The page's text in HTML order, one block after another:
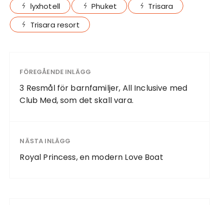
lyxhotell Phuket
Trisara
Trisara resort
FÖREGÅENDE INLÄGG
3 Resmål för barnfamiljer, All Inclusive med
Club Med, som det skall vara.
NÄSTA INLÄGG
Royal Princess, en modern Love Boat